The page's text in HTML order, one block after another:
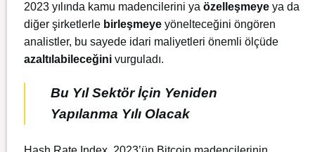
2023 yılında kamu madencilerini ya özelleşmeye ya da
diğer şirketlerle birleşmeye yönelteceğini öngören
analistler, bu sayede idari maliyetleri önemli ölçüde
azaltılabileceğini vurguladı.
Bu Yıl Sektör İçin Yeniden
Yapılanma Yılı Olacak